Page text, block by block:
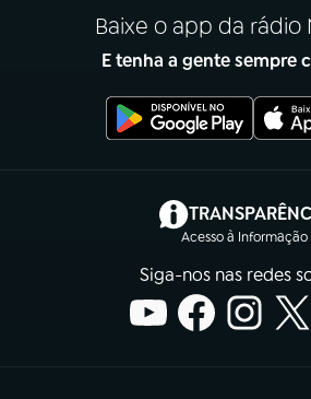
Baixe o app da rádio
E tenha a gente sempre
Acesso à Informação
(abre
Siga-nos nas redes